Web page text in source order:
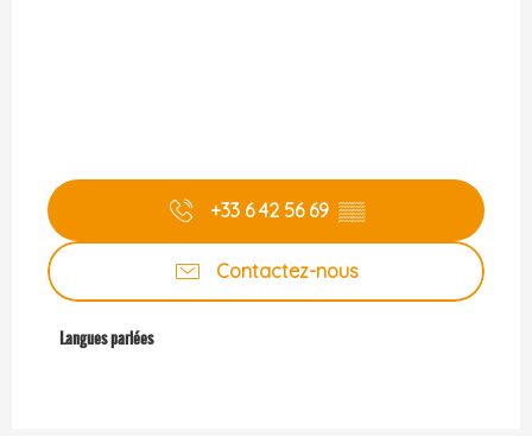
+33 6 42 56 69 ▒▒
Contactez-nous
Langues parlées
Langues parlées